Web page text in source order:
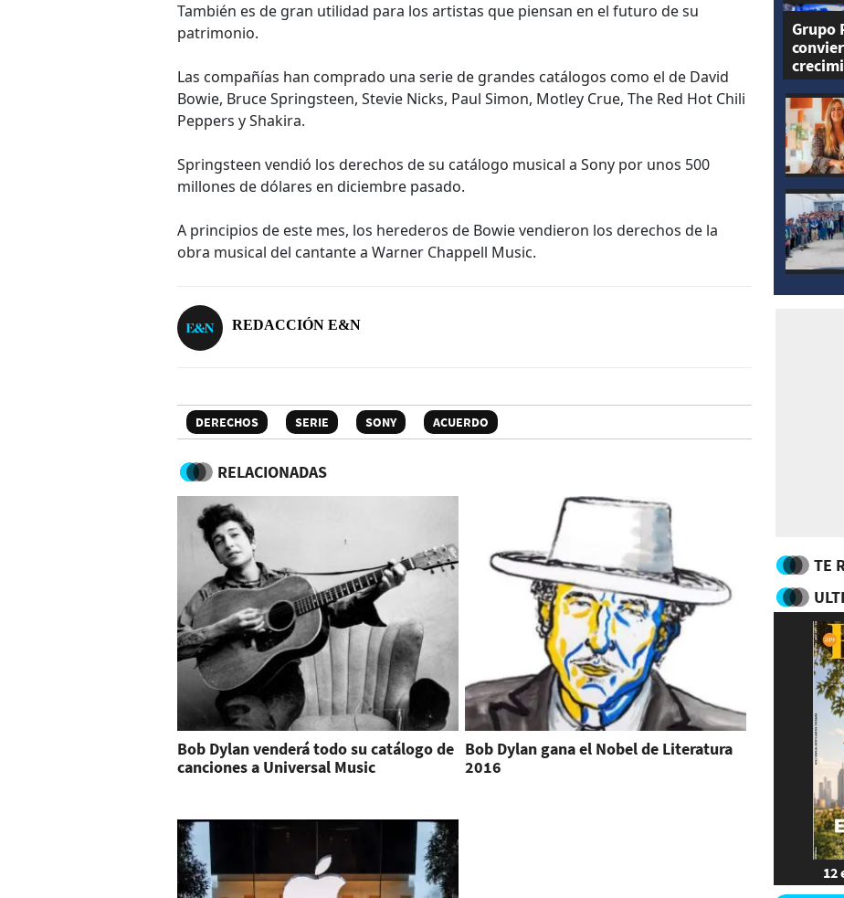
También es de gran utilidad para los artistas que piensan en el futuro de su
patrimonio.
Las compañías han comprado una serie de grandes catálogos como el de David
Bowie, Bruce Springsteen, Stevie Nicks, Paul Simon, Motley Crue, The Red Hot Chili
Peppers y Shakira.
Springsteen vendió los derechos de su catálogo musical a Sony por unos 500
millones de dólares en diciembre pasado.
A principios de este mes, los herederos de Bowie vendieron los derechos de la
obra musical del cantante a Warner Chappell Music.
REDACCIÓN E&N
DERECHOS SERIE SONY ACUERDO
RELACIONADAS
Bob Dylan venderá todo su catálogo de
canciones a Universal Music
Bob Dylan gana el Nobel de Literatura
2016
Grupo
TE
12